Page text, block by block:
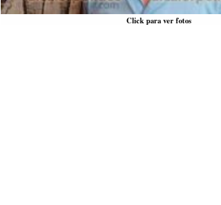
Click para ver fotos